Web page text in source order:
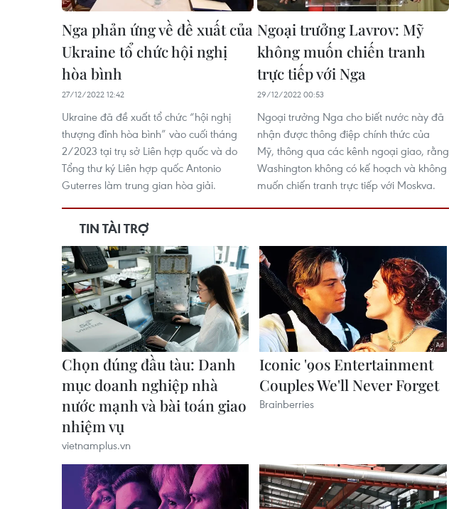
Nga phản ứng về đề xuất của
Ukraine tổ chức hội nghị
hòa bình
27/12/2022 12:42
Ukraine đã đề xuất tổ chức “hội nghị
thượng đỉnh hòa bình” vào cuối tháng
2/2023 tại trụ sở Liên hợp quốc và do
Tổng thư ký Liên hợp quốc Antonio
Guterres làm trung gian hòa giải.
Ngoại trưởng Lavrov: Mỹ
không muốn chiến tranh
trực tiếp với Nga
29/12/2022 00:53
Ngoại trưởng Nga cho biết nước này đã
nhận được thông điệp chính thức của
Mỹ, thông qua các kênh ngoại giao, rằng
Washington không có kế hoạch và không
muốn chiến tranh trực tiếp với Moskva.